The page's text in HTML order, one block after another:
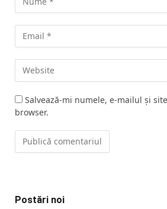
Salvează-mi numele, e-mailul și
browser.
Postări noi